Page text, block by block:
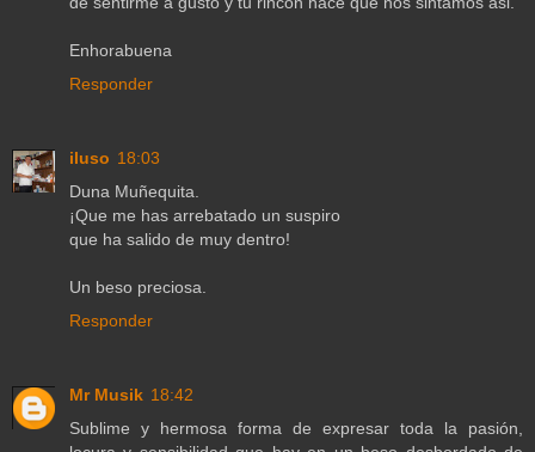
Enhorabuena
Responder
iluso 18:03
Duna Muñequita.
¡Que me has arrebatado un suspiro
que ha salido de muy dentro!
Un beso preciosa.
Responder
Mr Musik 18:42
Sublime y hermosa forma de expresar toda la pasión,